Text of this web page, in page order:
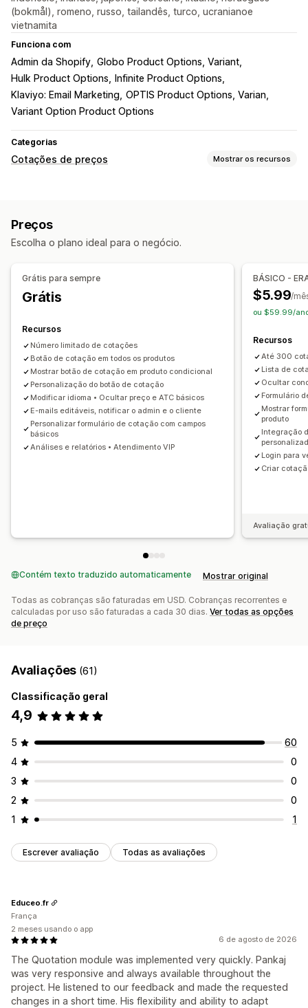
(bokmål), romeno, russo, tailandês, turco, ucranianoe
vietnamita
Funciona com
Admin da Shopify Globo Product Options, Variant
Hulk Product Options
Infinite Product Options
Klaviyo: Email Marketing OPTIS Product Options, Varian
Variant Option Product Options
Categorias
Cotações de preços Mostrar os recursos
Solicitar uma cotação
Contrapropostas Aprovação automática
Em várias moedas
Exibição personalizada
Faturas Em vários idiomas
Links personalizados Upload de arquivo
Notificações
Alertas do admin
Respostas de e-mail automáticas
Modelos de e-mail Atualizações da cotação
Notificações por e-mail
Preços
Escolha o plano ideal para o negócio.
Grátis para sempre
Grátis
Recursos
Número limitado de cotações
Botão de cotação em todos os produtos
Mostrar botão de cotação em produto condicional
Personalização do botão de cotação
Modificar idioma • Ocultar preço e ATC básicos
E-mails editáveis, notificar o admin e o cliente
Personalizar formulário de cotação com campos
básicos
Análises e relatórios • Atendimento VIP
BÁSICO -
$5.99/
ou $59.99/
Recursos
Até 300
Lista de
Ocultar
Formulário
Mostrar
produto
Integração
Login para
Criar
Avaliação
Contém texto traduzido automaticamente Mostrar original
Todas as cobranças são faturadas em USD. Cobranças recorrentes e
calculadas por uso são faturadas a cada 30 dias. Ver todas as opções
de preço
Avaliações (61)
Classificação geral
4,9
5
60
4
0
3
0
2
0
1
1
Escrever avaliação Todas as avaliações
6 de agosto de 2026
The Quotation module was implemented very quickly. Pankaj
was very responsive and always available throughout the
project. He listened to our feedback and made the requested
changes in a short time. His flexibility and ability to adapt
Educeo.fr
França
2 meses usando o app